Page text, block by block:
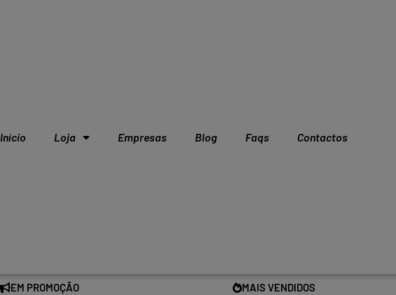
Início Loja Empresas Blog Faqs Contactos
EM PROMOÇÃO MAIS VENDIDOS